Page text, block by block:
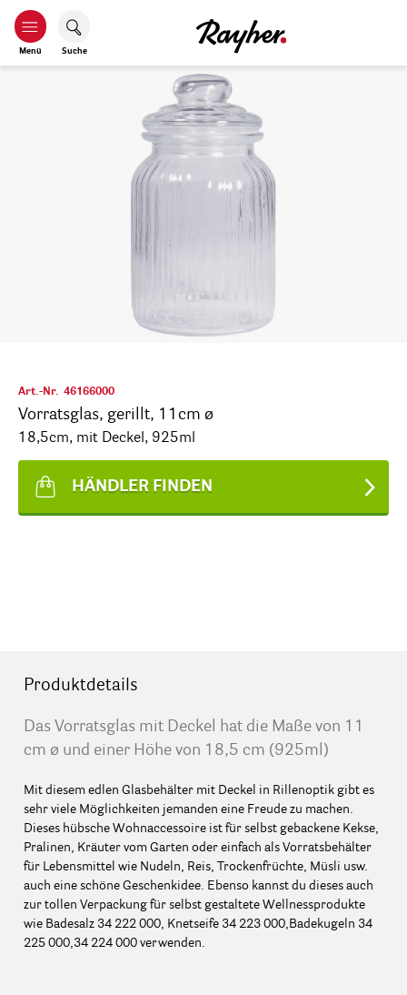
Menü Suche
Art.-Nr. 46166000
Vorratsglas, gerillt, 11cm ø
18,5cm, mit Deckel, 925ml
HÄNDLER FINDEN
Produktdetails
Das Vorratsglas mit Deckel hat die Maße von 11
cm ø und einer Höhe von 18,5 cm (925ml)
Mit diesem edlen Glasbehälter mit Deckel in Rillenoptik gibt es
sehr viele Möglichkeiten jemanden eine Freude zu machen.
Dieses hübsche Wohnaccessoire ist für selbst gebackene Kekse,
Pralinen, Kräuter vom Garten oder einfach als Vorratsbehälter
für Lebensmittel wie Nudeln, Reis, Trockenfrüchte, Müsli usw.
auch eine schöne Geschenkidee. Ebenso kannst du dieses auch
zur tollen Verpackung für selbst gestaltete Wellnessprodukte
wie Badesalz 34 222 000, Knetseife 34 223 000,Badekugeln 34
225 000,34 224 000 verwenden.